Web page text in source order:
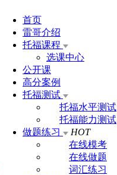
首页
雷哥介绍
托福课程
选课中心
公开课
高分案例
托福测试
托福水平测试
托福能力测试
做题练习
HOT
在线模考
在线做题
词汇练习